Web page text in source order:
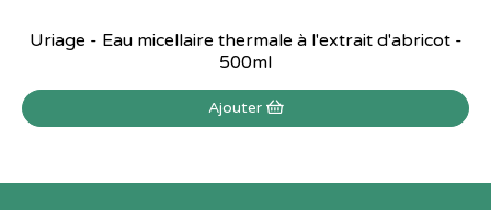
Uriage - Eau micellaire thermale à l'extrait d'abricot -
500ml
Ajouter